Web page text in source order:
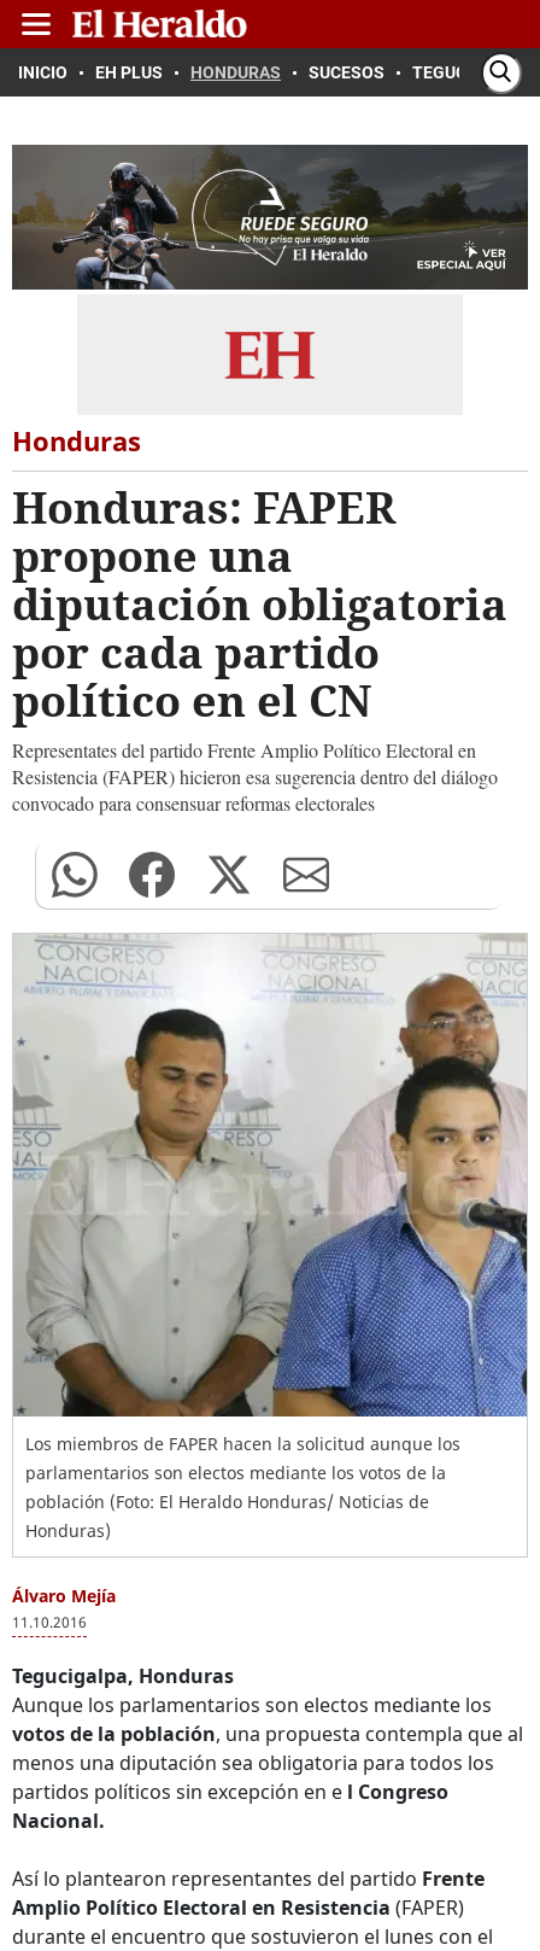
INICIO EH PLUS HONDURAS SUCESOS TEGUCIGALPA
Honduras
Honduras: FAPER
propone una
diputación obligatoria
por cada partido
político en el CN
Representates del partido Frente Amplio Político Electoral en
Resistencia (FAPER) hicieron esa sugerencia dentro del diálogo
convocado para consensuar reformas electorales
Los miembros de FAPER hacen la solicitud aunque los
parlamentarios son electos mediante los votos de la
población (Foto: El Heraldo Honduras/ Noticias de
Honduras)
Álvaro Mejía
11.10.2016
Tegucigalpa, Honduras
Aunque los parlamentarios son electos mediante los
votos de la población, una propuesta contempla que al
menos una diputación sea obligatoria para todos los
partidos políticos sin excepción en e l Congreso
Nacional.
Así lo plantearon representantes del partido Frente
Amplio Político Electoral en Resistencia (FAPER)
durante el encuentro que sostuvieron el lunes con el